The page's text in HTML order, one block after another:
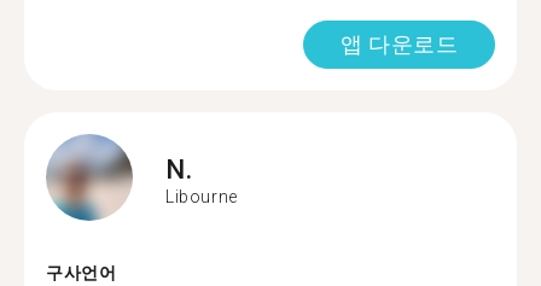
앱 다운로드
N.
Libourne
구사언어